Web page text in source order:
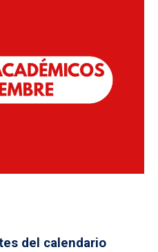
del calendario